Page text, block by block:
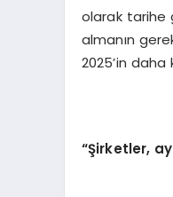
olarak tarihe
almanın
2025’in
“Şirketler,